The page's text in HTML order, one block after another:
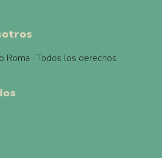
· Todos los derechos